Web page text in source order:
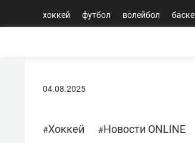
хоккей футбол волейбол
04.08.2025
#Хоккей #Новости ONLINE